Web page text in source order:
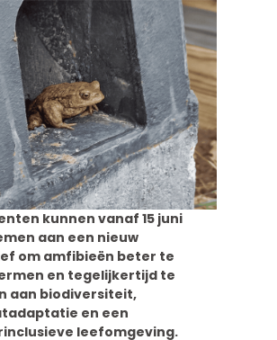
kunnen vanaf 15 juni
aan een nieuw
om amfibieën beter te
en tegelijkertijd te
aan biodiversiteit,
en een
leefomgeving.